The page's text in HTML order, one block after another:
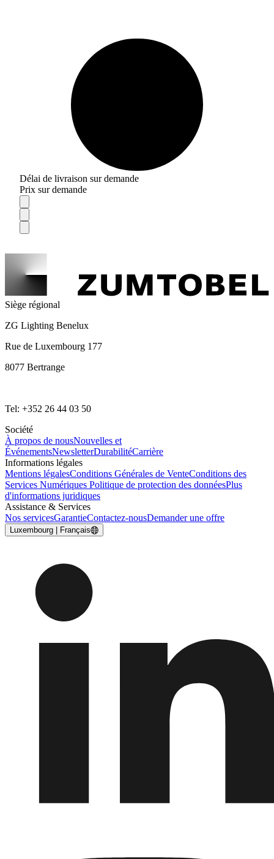
Délai de livraison sur demande
Prix sur demande
Siège régional
ZG Lighting Benelux
Rue de Luxembourg 177
8077 Bertrange
Tel: +352 26 44 03 50
Société
À propos de nousNouvelles et
ÉvénementsNewsletterDurabilitéCarrière
Informations légales
Mentions légalesConditions Générales de VenteConditions des
Services Numériques Politique de protection des donnéesPlus
d'informations juridiques
Assistance & Services
Nos servicesGarantieContactez-nousDemander une offre
Luxembourg | Français